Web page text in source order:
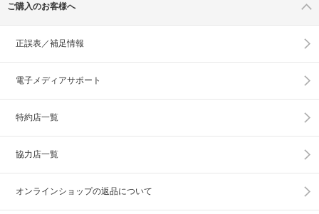
ご購入のお客様へ
正誤表／補足情報
電子メディアサポート
特約店一覧
協力店一覧
オンラインショップの返品について